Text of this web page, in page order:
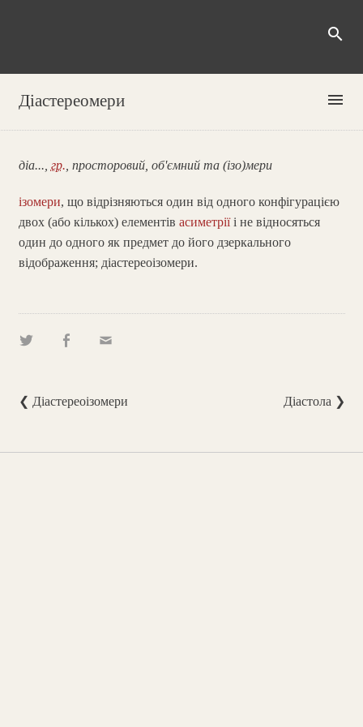
search
Діастереомери menu
діа..., гр. , просторовий, об'ємний та (ізо)мери
ізомери, що відрізняються один від одного конфігурацією
двох (або кількох) елементів асиметріїі не відносяться
один до одного як предмет до його дзеркального
відображення; діастереоізомери.
❮ Діастереоізомери Діастола ❯